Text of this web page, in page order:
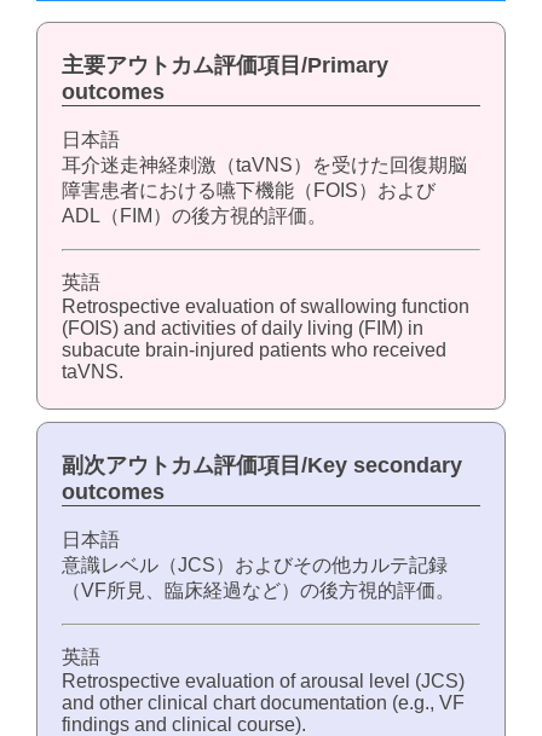
主要アウトカム評価項目/Primary
outcomes
日本語
耳介迷走神経刺激（taVNS）を受けた回復期脳
障害患者における嚥下機能（FOIS）および
ADL（FIM）の後方視的評価。
英語
Retrospective evaluation of swallowing function
(FOIS) and activities of daily living (FIM) in
subacute brain-injured patients who received
taVNS.
副次アウトカム評価項目/Key secondary
outcomes
日本語
意識レベル（JCS）およびその他カルテ記録
（VF所見、臨床経過など）の後方視的評価。
英語
Retrospective evaluation of arousal level (JCS)
and other clinical chart documentation (e.g., VF
findings and clinical course).